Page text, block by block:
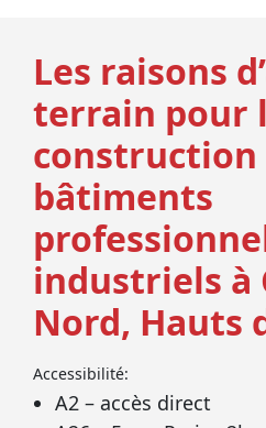
Les raisons
terrain pour
construction
bâtiments
industriels à
Nord, Hauts
Accessibilité:
A2 – accès direct